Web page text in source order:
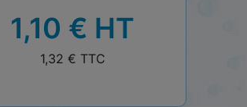
1,10 € HT
1,32 € TTC